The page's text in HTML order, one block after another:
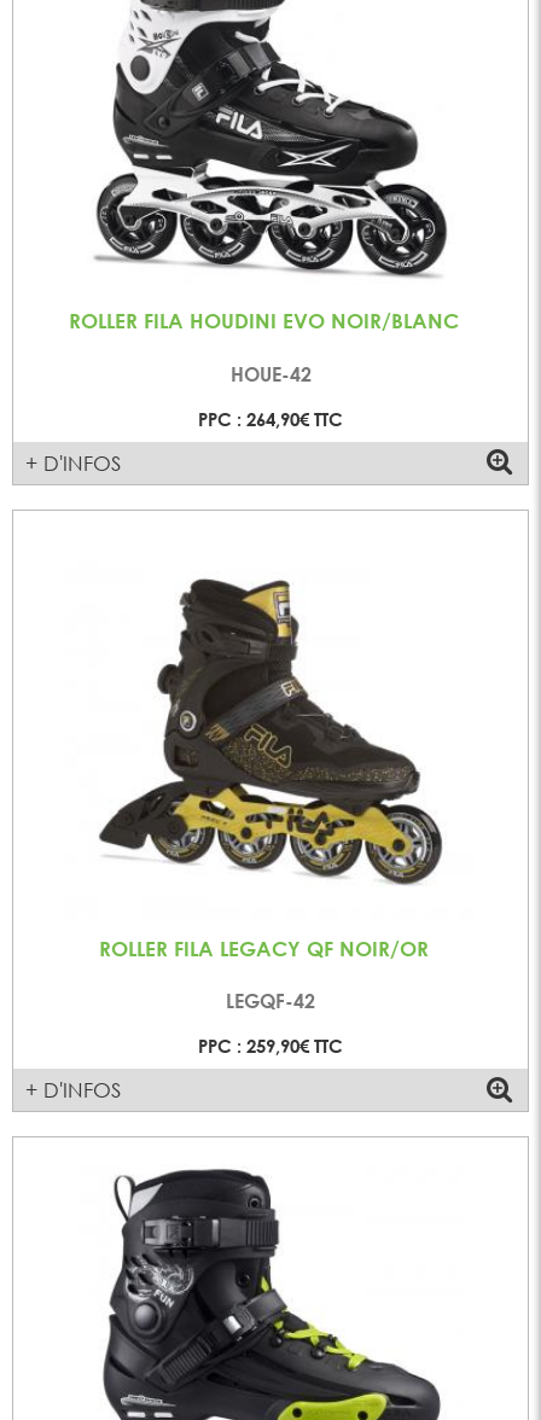
ROLLER FILA HOUDINI EVO NOIR/BLANC
HOUE-42
PPC : 264,90€ TTC
+ D'INFOS
ROLLER FILA LEGACY QF NOIR/OR
LEGQF-42
PPC : 259,90€ TTC
+ D'INFOS